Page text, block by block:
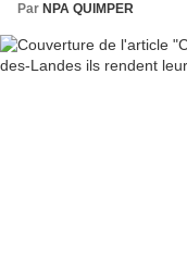
Par NPA QUIMPER